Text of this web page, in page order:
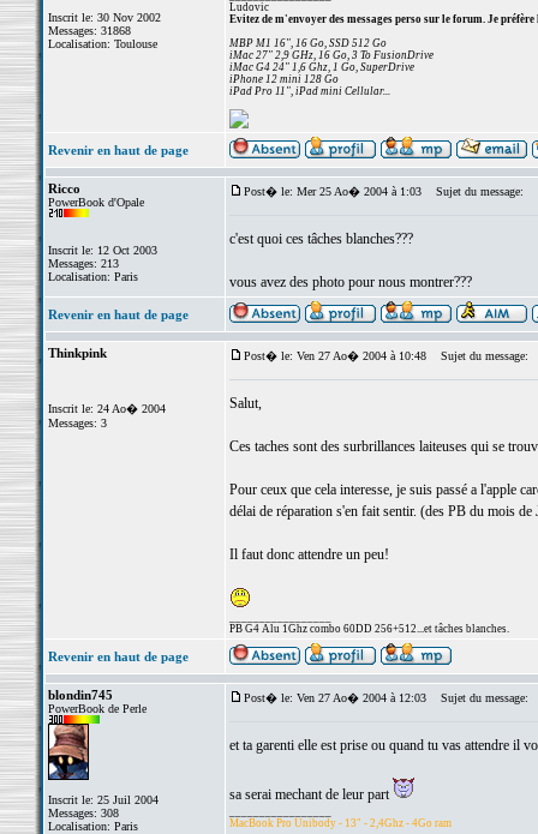
Inscrit le: 30 Nov 2002
Messages: 31868
Localisation: Toulouse
Ludovic
Evitez de m'envoyer des messages perso sur le forum. Je préfère
MBP M1 16", 16 Go, SSD 512 Go
iMac 27" 2,9 GHz, 16 Go, 3 To FusionDrive
iMac G4 24" 1,6 Ghz, 1 Go, SuperDrive
iPhone 12 mini 128 Go
iPad Pro 11", iPad mini Cellular...
Revenir en haut de page
Ricco
PowerBook d'Opale
Inscrit le: 12 Oct 2003
Messages: 213
Localisation: Paris
Post� le: Mer 25 Ao� 2004 à 1:03 Sujet du message:
c'est quoi ces tâches blanches???
vous avez des photo pour nous montrer???
Revenir en haut de page
Thinkpink
Inscrit le: 24 Ao� 2004
Messages: 3
Post� le: Ven 27 Ao� 2004 à 10:48 Sujet du message:
Salut,
Ces taches sont des surbrillances laiteuses qui se
Pour ceux que cela interesse, je suis passé a l'apple
délai de réparation s'en fait sentir. (des PB du mois
Il faut donc attendre un peu!
PB G4 Alu 1Ghz combo 60DD 256+512...et tâches blanches.
Revenir en haut de page
blondin745
PowerBook de Perle
Inscrit le: 25 Juil 2004
Messages: 308
Localisation: Paris
Post� le: Ven 27 Ao� 2004 à 12:03 Sujet du message:
et ta garenti elle est prise ou quand tu vas attendre il
sa serai mechant de leur part
MacBook Pro Unibody - 13" - 2,4Ghz - 4Go ram